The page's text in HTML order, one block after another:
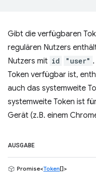
Gibt die verfügbaren
regulären Nutzers
Nutzers mit id "user"
Token verfügbar ist,
auch das systemweite
systemweite Token ist
Gerät (z.B. einem
AUSGABE
Promise<Token[]>